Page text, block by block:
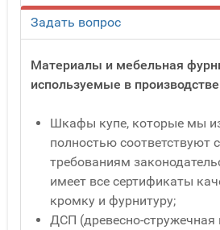
Задать вопрос
Материалы и мебельная
используемые в
Шкафы купе, которые мы
полностью соответствуют
требованиям
имеет все сертификаты
кромку и фурнитуру;
ДСП (древесно-стружечная